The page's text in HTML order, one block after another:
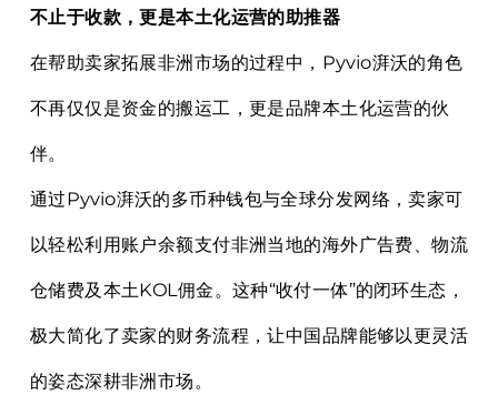
不止于收款，更是本土化运营的助推器
在帮助卖家拓展非洲市场的过程中，Pyvio湃沃的角色
不再仅仅是资金的搬运工，更是品牌本土化运营的伙
伴。
通过Pyvio湃沃的多币种钱包与全球分发网络，卖家可
以轻松利用账户余额支付非洲当地的海外广告费、物流
仓储费及本土KOL佣金。这种“收付一体”的闭环生态，
极大简化了卖家的财务流程，让中国品牌能够以更灵活
的姿态深耕非洲市场。